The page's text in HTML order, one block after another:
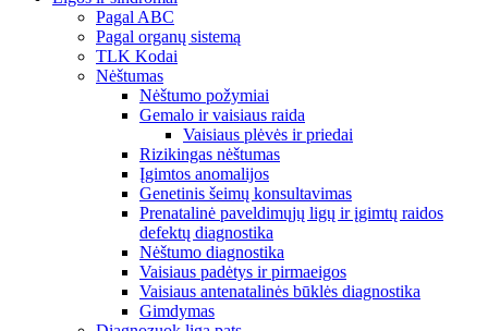
Pagal ABC
Pagal organų sistemą
TLK Kodai
Nėštumas
Nėštumo požymiai
Gemalo ir vaisiaus raida
Vaisiaus plėvės ir priedai
Rizikingas nėštumas
Įgimtos anomalijos
Genetinis šeimų konsultavimas
Prenatalinė paveldimųjų ligų ir įgimtų raidos
defektų diagnostika
Nėštumo diagnostika
Vaisiaus padėtys ir pirmaeigos
Vaisiaus antenatalinės būklės diagnostika
Gimdymas